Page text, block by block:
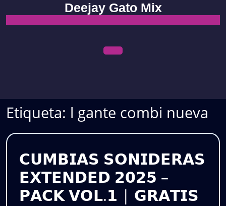
content
Deejay Gato Mix
Etiqueta: l gante combi nueva
𝗖𝗨𝗠𝗕𝗜𝗔𝗦 𝗦𝗢𝗡𝗜𝗗𝗘𝗥𝗔𝗦
𝗘𝗫𝗧𝗘𝗡𝗗𝗘𝗗 𝟮𝟬𝟮𝟱 –
𝗣𝗔𝗖𝗞 𝗩𝗢𝗟.𝟭 | 𝗚𝗥𝗔𝗧𝗜𝗦